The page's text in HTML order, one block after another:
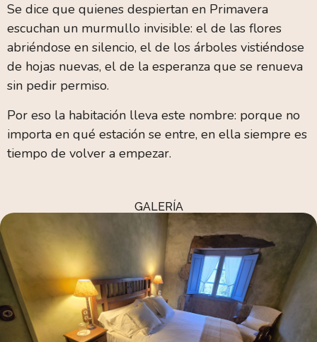
Se dice que quienes despiertan en Primavera
escuchan un murmullo invisible: el de las flores
abriéndose en silencio, el de los árboles vistiéndose
de hojas nuevas, el de la esperanza que se renueva
sin pedir permiso.
Por eso la habitación lleva este nombre: porque no
importa en qué estación se entre, en ella siempre es
tiempo de volver a empezar.
GALERÍA